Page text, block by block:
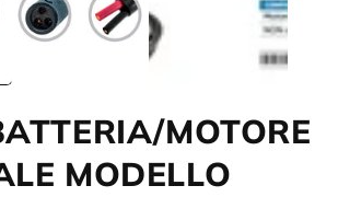
MOTORE
MODELLO